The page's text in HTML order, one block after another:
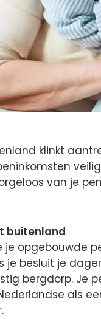
klinkt
van je
buitenland
je opgebouwde
je besluit je
bergdorp. Je
als